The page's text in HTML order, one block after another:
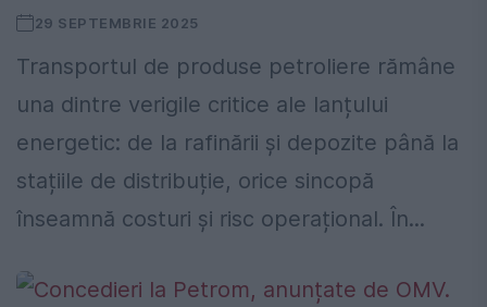
29 SEPTEMBRIE 2025
Transportul de produse petroliere rămâne
una dintre verigile critice ale lanțului
energetic: de la rafinării și depozite până la
stațiile de distribuție, orice sincopă
înseamnă costuri și risc operațional. În...